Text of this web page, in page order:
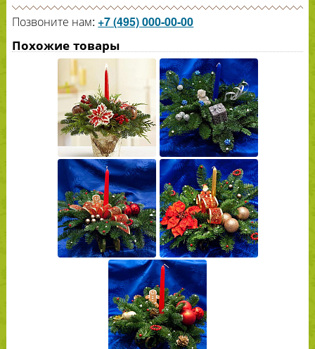
Позвоните нам: +7 (495) 000-00-00
Похожие товары